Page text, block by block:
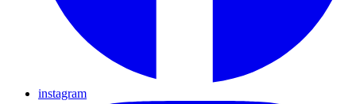
instagram